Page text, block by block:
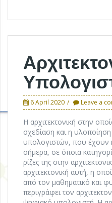
6 April 2020 Leave a
Η αρχιτεκτονική στην
σχεδίαση και η
υπολογιστών, που έχουν
σήμερα, σε όποια
ρίζες της στην
αρχιτεκτονική αυτή, η
από τον μαθηματικό και
περιγράφει τον